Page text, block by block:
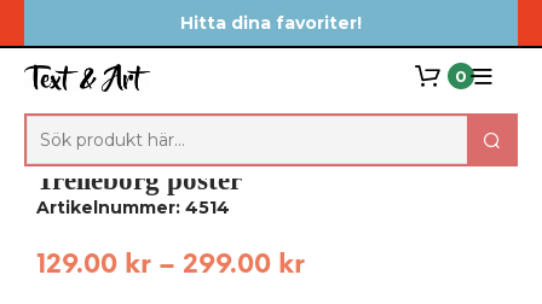
Hitta dina favoriter!
0
Trelleborg poster
Artikelnummer: 4514
129.00 kr – 299.00 kr